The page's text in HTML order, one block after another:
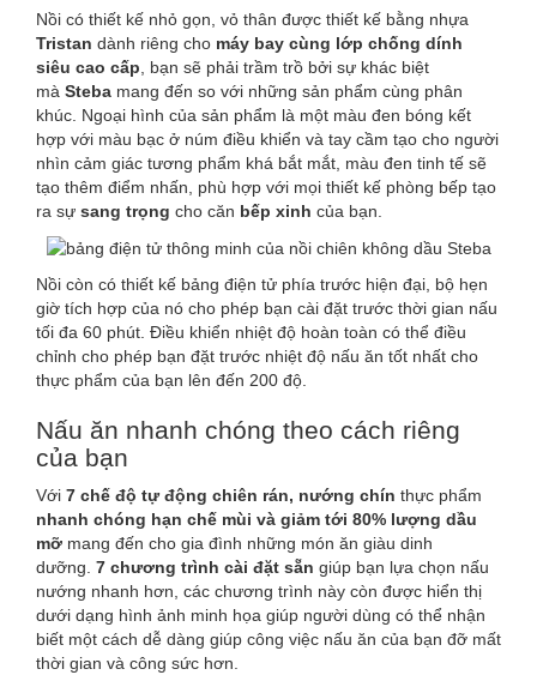
Nồi có thiết kế nhỏ gọn, vỏ thân được thiết kế bằng nhựa
Tristan dành riêng cho máy bay cùng lớp chống dính
siêu cao cấp , bạn sẽ phải trầm trồ bởi sự khác biệt
mà Steba mang đến so với những sản phẩm cùng phân
khúc. Ngoại hình của sản phẩm là một màu đen bóng kết
hợp với màu bạc ở núm điều khiển và tay cầm tạo cho người
nhìn cảm giác tương phẩm khá bắt mắt, màu đen tinh tế sẽ
tạo thêm điểm nhấn, phù hợp với mọi thiết kế phòng bếp tạo
ra sự sang trọng cho căn bếp xinh của bạn.
Nồi còn có thiết kế bảng điện tử phía trước hiện đại, bộ hẹn
giờ tích hợp của nó cho phép bạn cài đặt trước thời gian nấu
tối đa 60 phút. Điều khiển nhiệt độ hoàn toàn có thể điều
chỉnh cho phép bạn đặt trước nhiệt độ nấu ăn tốt nhất cho
thực phẩm của bạn lên đến 200 độ.
Nấu ăn nhanh chóng theo cách riêng
của bạn
Với 7 chế độ tự động chiên rán, nướng chín thực phẩm
nhanh chóng hạn chế mùi và giảm tới 80% lượng dầu
mỡ mang đến cho gia đình những món ăn giàu dinh
dưỡng. 7 chương trình cài đặt sẵn giúp bạn lựa chọn nấu
nướng nhanh hơn, các chương trình này còn được hiển thị
dưới dạng hình ảnh minh họa giúp người dùng có thể nhận
biết một cách dễ dàng giúp công việc nấu ăn của bạn đỡ mất
thời gian và công sức hơn.